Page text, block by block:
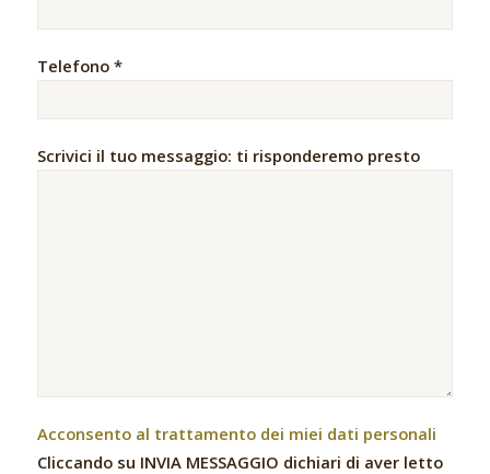
Telefono *
Scrivici il tuo messaggio: ti risponderemo presto
Acconsento al trattamento dei miei dati personali
Cliccando su INVIA MESSAGGIO dichiari di aver letto